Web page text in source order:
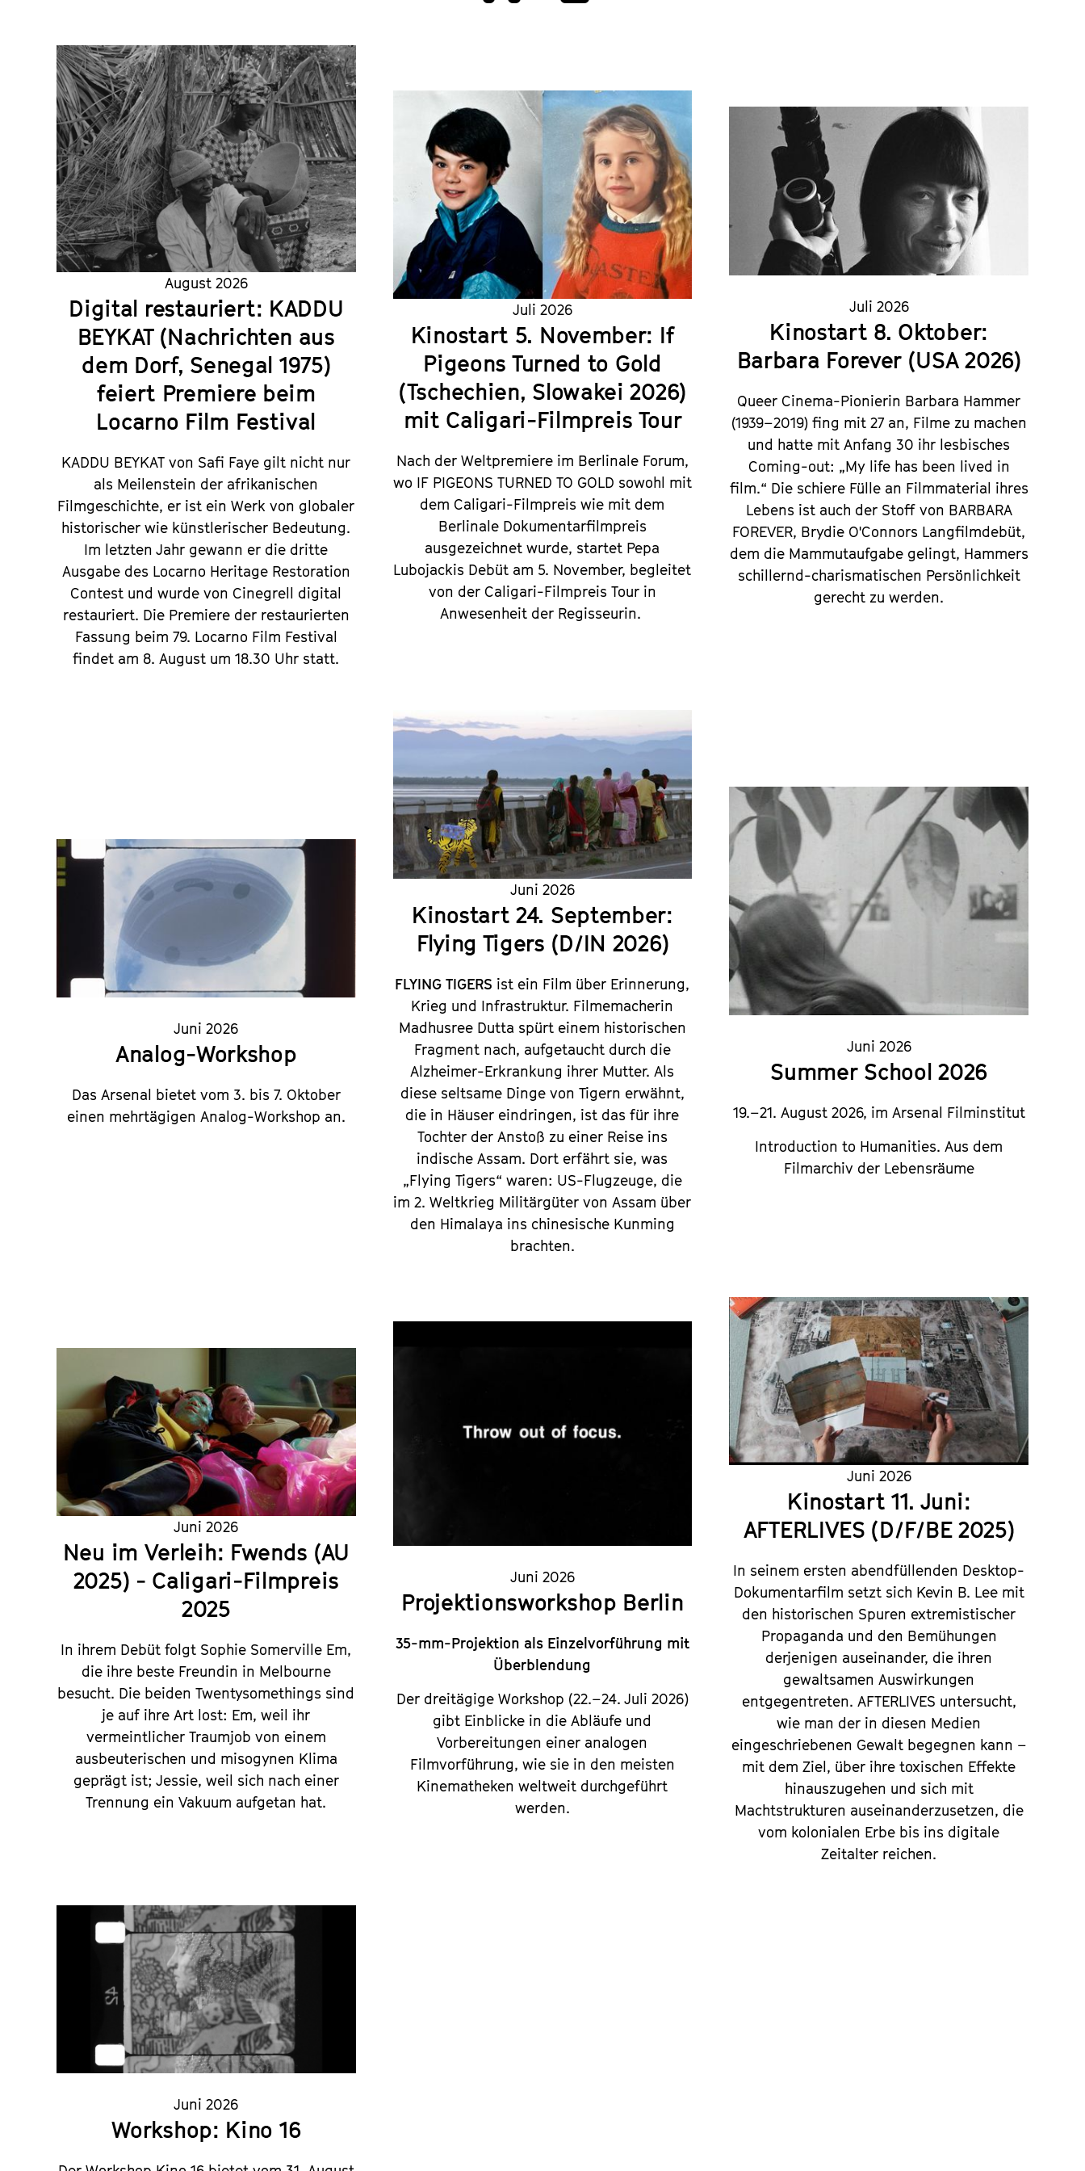
August 2026
Digital restauriert: KADDU
BEYKAT (Nachrichten aus
dem Dorf, Senegal 1975)
feiert Premiere beim
Locarno Film Festival
KADDU BEYKAT von Safi Faye gilt nicht nur
als Meilenstein der afrikanischen
Filmgeschichte, er ist ein Werk von globaler
historischer wie künstlerischer Bedeutung.
Im letzten Jahr gewann er die dritte
Ausgabe des Locarno Heritage Restoration
Contest und wurde von Cinegrell digital
restauriert. Die Premiere der restaurierten
Fassung beim 79. Locarno Film Festival
findet am 8. August um 18.30 Uhr statt.
Juli 2026
Kinostart 5. November: If
Pigeons Turned to Gold
(Tschechien, Slowakei 2026)
mit Caligari-Filmpreis Tour
Nach der Weltpremiere im Berlinale Forum,
wo IF PIGEONS TURNED TO GOLD sowohl mit
dem Caligari-Filmpreis wie mit dem
Berlinale Dokumentarfilmpreis
ausgezeichnet wurde, startet Pepa
Lubojackis Debüt am 5. November, begleitet
von der Caligari-Filmpreis Tour in
Anwesenheit der Regisseurin.
Juli 2026
Kinostart 8. Oktober:
Barbara Forever (USA 2026)
Queer Cinema-Pionierin Barbara Hammer
(1939–2019) fing mit 27 an, Filme zu machen
und hatte mit Anfang 30 ihr lesbisches
Coming-out: „My life has been lived in
film.“ Die schiere Fülle an Filmmaterial ihres
Lebens ist auch der Stoff von BARBARA
FOREVER, Brydie O'Connors Langfilmdebüt,
dem die Mammutaufgabe gelingt, Hammers
schillernd-charismatischen Persönlichkeit
gerecht zu werden.
Juni 2026
Analog-Workshop
Das Arsenal bietet vom 3. bis 7. Oktober
einen mehrtägigen Analog-Workshop an.
Juni 2026
Kinostart 24. September:
Flying Tigers (D/IN 2026)
FLYING TIGERS ist ein Film über Erinnerung,
Krieg und Infrastruktur. Filmemacherin
Madhusree Dutta spürt einem historischen
Fragment nach, aufgetaucht durch die
Alzheimer-Erkrankung ihrer Mutter. Als
diese seltsame Dinge von Tigern erwähnt,
die in Häuser eindringen, ist das für ihre
Tochter der Anstoß zu einer Reise ins
indische Assam. Dort erfährt sie, was
„Flying Tigers“ waren: US-Flugzeuge, die
im 2. Weltkrieg Militärgüter von Assam über
den Himalaya ins chinesische Kunming
brachten.
Juni 2026
Summer School 2026
19.–21. August 2026, im Arsenal Filminstitut
Introduction to Humanities.Aus dem
Filmarchiv der Lebensräume
Juni 2026
Neu im Verleih: Fwends (AU
2025) - Caligari-Filmpreis
2025
In ihrem Debüt folgt Sophie Somerville Em,
die ihre beste Freundin in Melbourne
besucht. Die beiden Twentysomethings sind
je auf ihre Art lost: Em, weil ihr
vermeintlicher Traumjob von einem
ausbeuterischen und misogynen Klima
geprägt ist; Jessie, weil sich nach einer
Trennung ein Vakuum aufgetan hat.
Juni 2026
Projektionsworkshop Berlin
35-mm-Projektion als Einzelvorführung mit
Überblendung
Der dreitägige Workshop (22.–24. Juli 2026)
gibt Einblicke in die Abläufe und
Vorbereitungen einer analogen
Filmvorführung, wie sie in den meisten
Kinematheken weltweit durchgeführt
werden.
Juni 2026
Kinostart 11. Juni:
AFTERLIVES (D/F/BE 2025)
In seinem ersten abendfüllenden Desktop-
Dokumentarfilm setzt sich Kevin B. Lee mit
den historischen Spuren extremistischer
Propaganda und den Bemühungen
derjenigen auseinander, die ihren
gewaltsamen Auswirkungen
entgegentreten. AFTERLIVES untersucht,
wie man der in diesen Medien
eingeschriebenen Gewalt begegnen kann –
mit dem Ziel, über ihre toxischen Effekte
hinauszugehen und sich mit
Machtstrukturen auseinanderzusetzen, die
vom kolonialen Erbe bis ins digitale
Zeitalter reichen.
Juni 2026
Workshop: Kino 16